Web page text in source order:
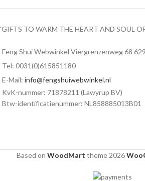
'GIFTS TO WARM THE HEART AND SOUL
Feng Shui Webwinkel Viergrenzenweg 68
Tel: 0031(0)615851180
E-Mail: info@fengshuiwebwinkel.nl
KvK-nummer: 71878211 (Lawyrup BV)
Btw-identificatienummer: NL858885013B01
Based on WoodMart theme2026